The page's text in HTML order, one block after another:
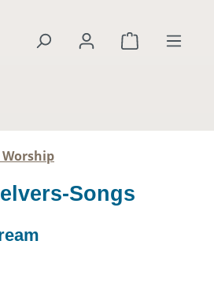
Warenkorb
Songs